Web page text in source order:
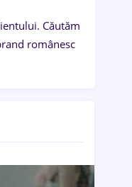
Căutăm
românesc